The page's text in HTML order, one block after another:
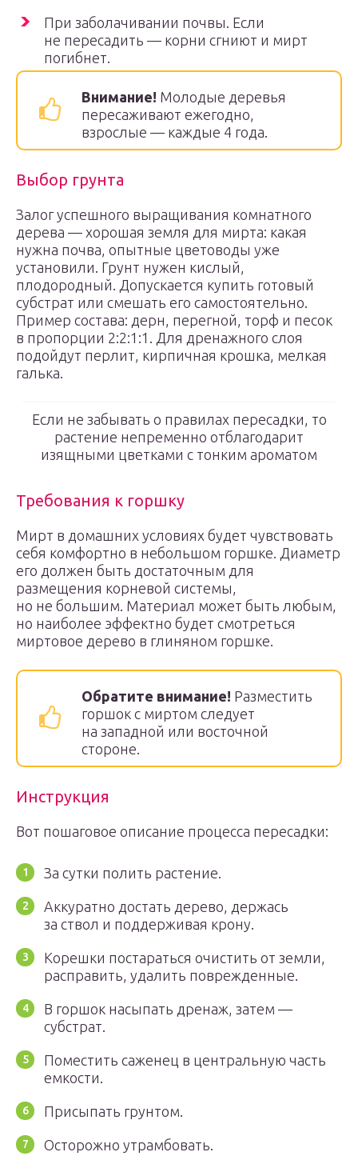
При заболачивании почвы. Если
не пересадить — корни сгниют и мирт
погибнет.
Внимание! Молодые деревья
пересаживают ежегодно,
взрослые — каждые 4 года.
Выбор грунта
Залог успешного выращивания комнатного
дерева — хорошая земля для мирта: какая
нужна почва, опытные цветоводы уже
установили. Грунт нужен кислый,
плодородный. Допускается купить готовый
субстрат или смешать его самостоятельно.
Пример состава: дерн, перегной, торф и песок
в пропорции 2:2:1:1. Для дренажного слоя
подойдут перлит, кирпичная крошка, мелкая
галька.
Если не забывать о правилах пересадки, то
растение непременно отблагодарит
изящными цветками с тонким ароматом
Требования к горшку
Мирт в домашних условиях будет чувствовать
себя комфортно в небольшом горшке. Диаметр
его должен быть достаточным для
размещения корневой системы,
но не большим. Материал может быть любым,
но наиболее эффектно будет смотреться
миртовое дерево в глиняном горшке.
Обратите внимание! Разместить
горшок с миртом следует
на западной или восточной
стороне.
Инструкция
Вот пошаговое описание процесса пересадки:
За сутки полить растение.
Аккуратно достать дерево, держась
за ствол и поддерживая крону.
Корешки постараться очистить от земли,
расправить, удалить поврежденные.
В горшок насыпать дренаж, затем —
субстрат.
Поместить саженец в центральную часть
емкости.
Присыпать грунтом.
Осторожно утрамбовать.